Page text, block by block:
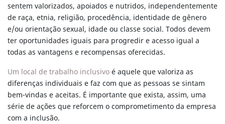
sentem valorizados, apoiados e nutridos, independentemente
de raça, etnia, religião, procedência, identidade de gênero
e/ou orientação sexual, idade ou classe social. Todos devem
ter oportunidades iguais para progredir e acesso igual a
todas as vantagens e recompensas oferecidas.
Um local de trabalho inclusivoé aquele que valoriza as
diferenças individuais e faz com que as pessoas se sintam
bem-vindas e aceitas. É importante que exista, assim, uma
série de ações que reforcem o comprometimento da empresa
com a inclusão.